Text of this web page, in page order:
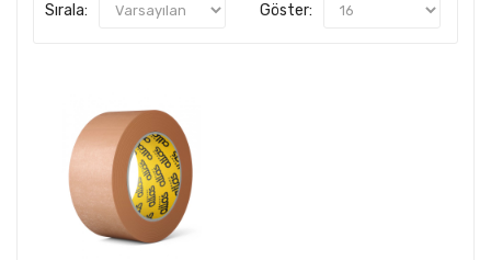
Sırala: Göster: